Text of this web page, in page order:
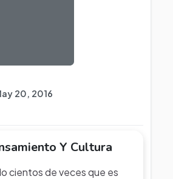
20, 2016
Y Cultura
cientos de veces que es